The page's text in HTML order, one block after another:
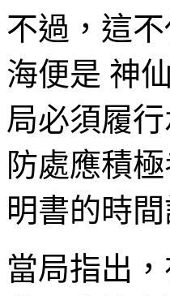
不過，這
海便是 神
局必須履
防處應積
明書的時
當局指出